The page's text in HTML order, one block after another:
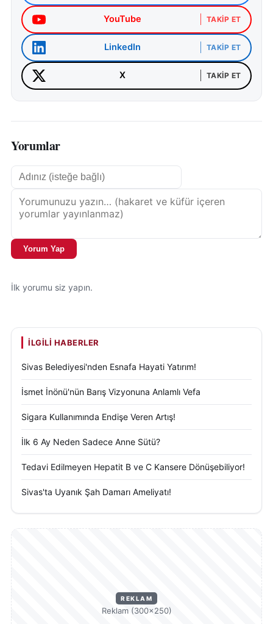
YouTube TAKIP ET
LinkedIn TAKIP ET
X TAKIP ET
Yorumlar
Yorum Yap
İlk yorumu siz yapın.
İLGILI HABERLER
Sivas Belediyesi'nden Esnafa Hayati Yatırım!
İsmet İnönü'nün Barış Vizyonuna Anlamlı Vefa
Sigara Kullanımında Endişe Veren Artış!
İlk 6 Ay Neden Sadece Anne Sütü?
Tedavi Edilmeyen Hepatit B ve C Kansere Dönüşebiliyor!
Sivas'ta Uyanık Şah Damarı Ameliyatı!
REKLAM
Reklam (300×250)